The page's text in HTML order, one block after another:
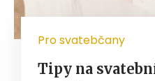
Pro svatebčany
Tipy na